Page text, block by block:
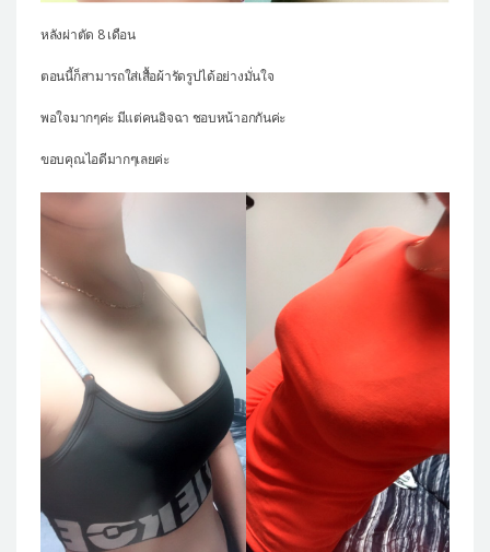
หลังผ่าตัด 8 เดือน
ตอนนี้ก็สามารถใส่เสื้อผ้ารัดรูปได้อย่างมั่นใจ
พอใจมากๆค่ะ มีแต่คนอิจฉา ชอบหน้าอกกันค่ะ
ขอบคุณไอดีมากๆเลยค่ะ